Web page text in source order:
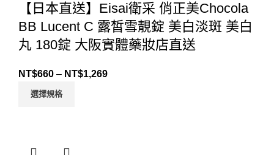
【日本直送】Eisai衛采 俏正美Chocola
BB Lucent C 露皙雪靚錠 美白淡斑 美白
丸 180錠 大阪實體藥妝店直送
NT$660 – NT$1,269
選擇規格